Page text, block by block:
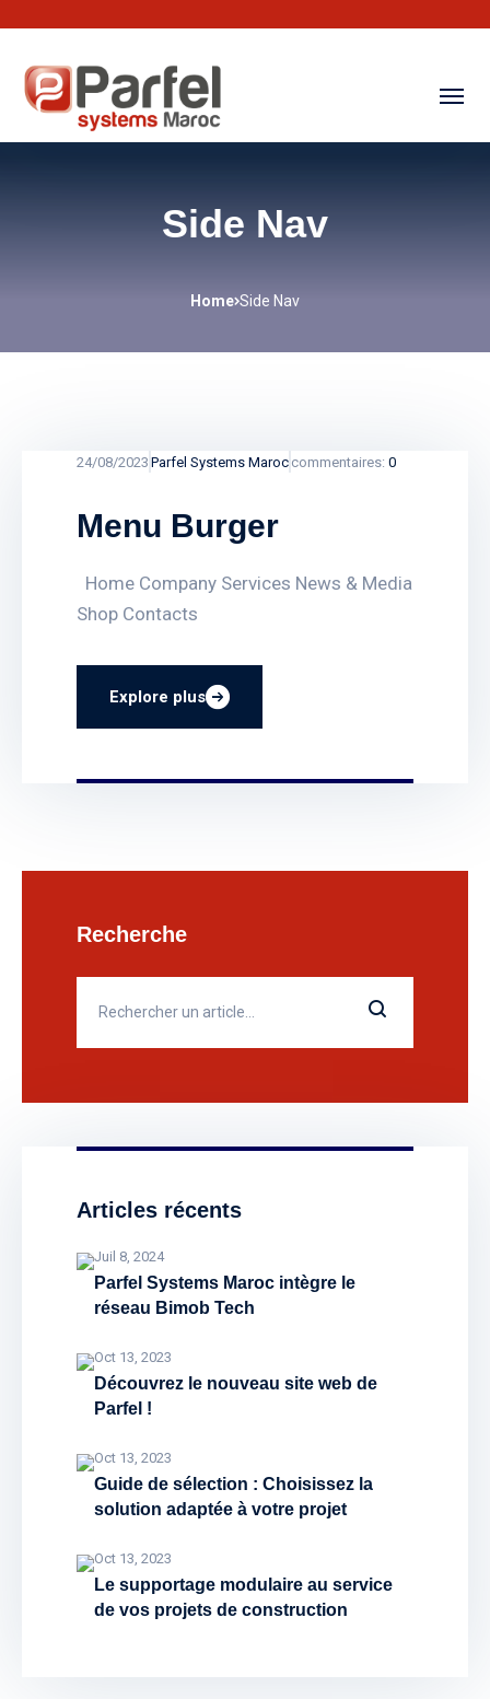
Side Nav
Home Side Nav
24/08/2023 Parfel Systems Maroc commentaires: 0
Menu Burger
Home Company Services News & Media
Shop Contacts
Explore plus
Recherche
Articles récents
Juil 8, 2024
Parfel Systems Maroc intègre le
réseau Bimob Tech
Oct 13, 2023
Découvrez le nouveau site web de
Parfel !
Oct 13, 2023
Guide de sélection : Choisissez la
solution adaptée à votre projet
Oct 13, 2023
Le supportage modulaire au service
de vos projets de construction